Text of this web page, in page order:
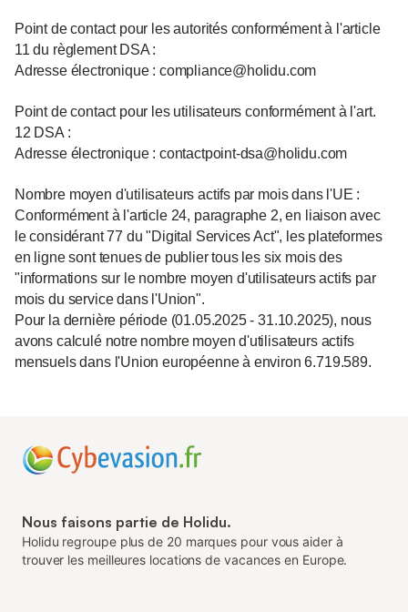
Point de contact pour les autorités conformément à l'article
11 du règlement DSA :
Adresse électronique : compliance@holidu.com
Point de contact pour les utilisateurs conformément à l'art.
12 DSA :
Adresse électronique : contactpoint-dsa@holidu.com
Nombre moyen d'utilisateurs actifs par mois dans l'UE :
Conformément à l'article 24, paragraphe 2, en liaison avec
le considérant 77 du "Digital Services Act", les plateformes
en ligne sont tenues de publier tous les six mois des
"informations sur le nombre moyen d'utilisateurs actifs par
mois du service dans l'Union".
Pour la dernière période (01.05.2025 - 31.10.2025), nous
avons calculé notre nombre moyen d'utilisateurs actifs
mensuels dans l'Union européenne à environ 6.719.589.
Nous faisons partie de Holidu.
Holidu regroupe plus de 20 marques pour vous aider à
trouver les meilleures locations de vacances en Europe.